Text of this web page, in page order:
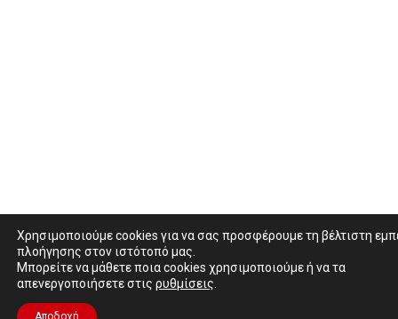
Χρησιμοποιούμε cookies για να σας προσφέρουμε τη βέλτιστη
πλοήγησης στον ιστότοπό μας.
Μπορείτε να μάθετε ποια cookies χρησιμοποιούμε ή να τα
απενεργοποιήσετε στις ρυθμίσεις
Αποδοχή